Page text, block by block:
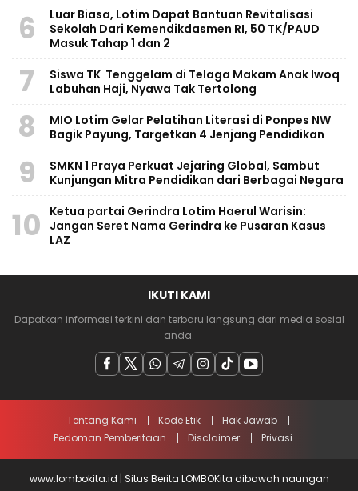
6
Luar Biasa, Lotim Dapat Bantuan Revitalisasi
Sekolah Dari Kemendikdasmen RI, 50 TK/PAUD
Masuk Tahap 1 dan 2
7
Siswa TK Tenggelam di Telaga Makam Anak Iwoq
Labuhan Haji, Nyawa Tak Tertolong
8
MIO Lotim Gelar Pelatihan Literasi di Ponpes NW
Bagik Payung, Targetkan 4 Jenjang Pendidikan
9
SMKN 1 Praya Perkuat Jejaring Global, Sambut
Kunjungan Mitra Pendidikan dari Berbagai Negara
10
Ketua partai Gerindra Lotim Haerul Warisin:
Jangan Seret Nama Gerindra ke Pusaran Kasus
LAZ
IKUTI KAMI
Dapatkan informasi terkini dan terbaru langsung dari media sosial
anda.
Tentang Kami Kode Etik
Hak Jawab
Pedoman Pemberitaan
Disclaimer Privasi
www.lombokita.id | Situs Berita LOMBOKita dibawah naungan